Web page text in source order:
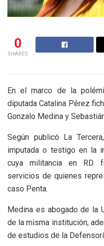
0
SHARES
En el marco de la
diputada Catalina Pérez
Gonzalo Medina y
Según publicó La
imputada o testigo en la
cuya militancia en RD
servicios de quienes
caso Penta.
Medina es abogado de la
de la misma institución,
de estudios de la